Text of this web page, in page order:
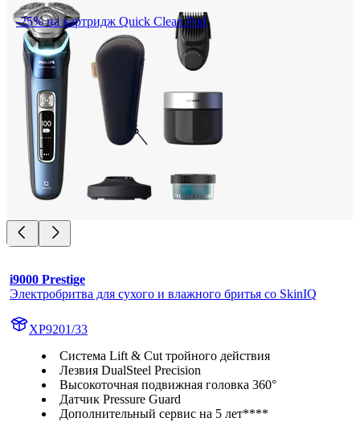
-25% на картридж Quick Clean Pod
i9000 Prestige
Электробритва для сухого и влажного бритья со SkinIQ
XP9201/33
Система Lift & Cut тройного действия
Лезвия DualSteel Precision
Высокоточная подвижная головка 360°
Датчик Pressure Guard
Дополнительный сервис на 5 лет****